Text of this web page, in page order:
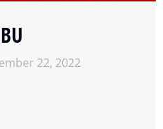
22, 2022